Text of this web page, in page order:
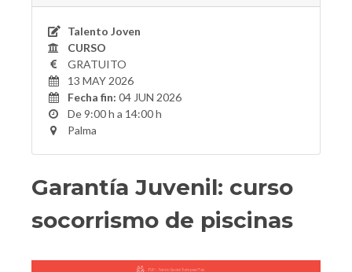
Talento Joven
CURSO
GRATUITO
13 MAY 2026
Fecha fin: 04 JUN 2026
De 9:00 h a 14:00 h
Palma
Garantía Juvenil: curso
socorrismo de piscinas